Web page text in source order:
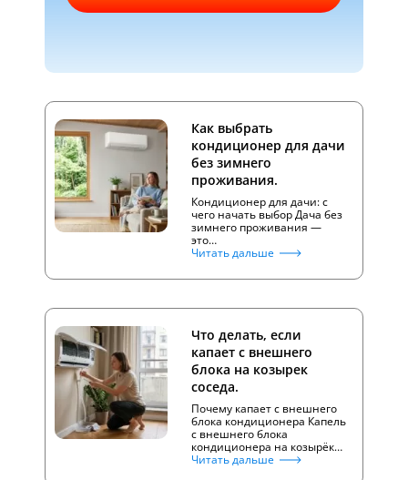
Как выбрать
кондиционер для дачи
без зимнего
проживания.
Кондиционер для дачи: с
чего начать выбор Дача без
зимнего проживания —
это…
Читать дальше
Что делать, если
капает с внешнего
блока на козырек
соседа.
Почему капает с внешнего
блока кондиционера Капель
с внешнего блока
кондиционера на козырёк…
Читать дальше